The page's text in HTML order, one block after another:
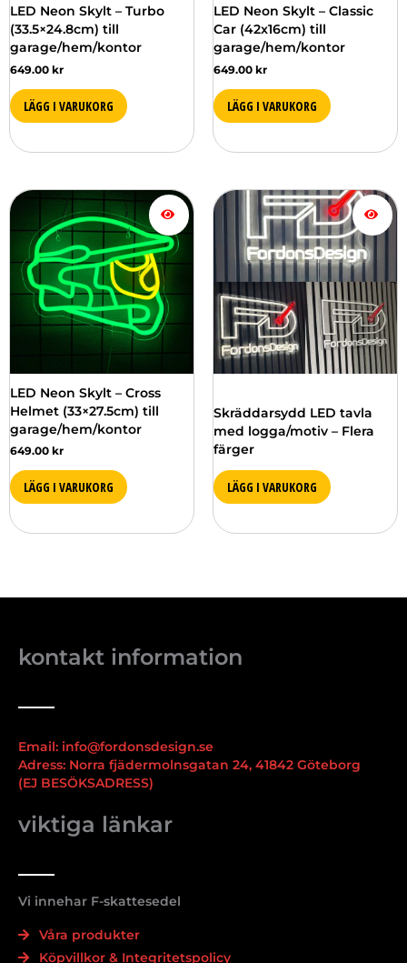
LED Neon Skylt – Turbo
(33.5×24.8cm) till
garage/hem/kontor
649.00 kr
LÄGG I VARUKORG
LED Neon Skylt – Classic
Car (42x16cm) till
garage/hem/kontor
649.00 kr
LÄGG I VARUKORG
LED Neon Skylt – Cross
Helmet (33×27.5cm) till
garage/hem/kontor
649.00 kr
LÄGG I VARUKORG
Skräddarsydd LED tavla
med logga/motiv – Flera
färger
LÄGG I VARUKORG
kontakt information
Email: info@fordonsdesign.se
Adress: Norra fjädermolnsgatan 24, 41842 Göteborg
(EJ BESÖKSADRESS)
viktiga länkar
Vi innehar F-skattesedel
Våra produkter
Köpvillkor & Integritetspolicy